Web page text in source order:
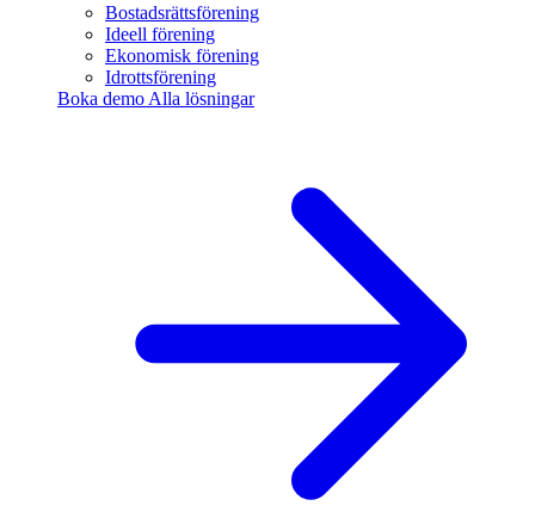
Bostadsrättsförening
Ideell förening
Ekonomisk förening
Idrottsförening
Boka demo Alla lösningar